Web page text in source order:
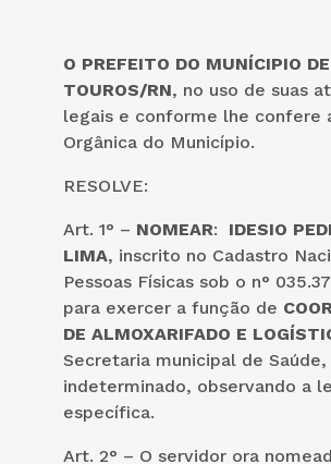
O PREFEITO DO MUNÍCIPIO DE
TOUROS/RN, no uso de suas
legais e conforme lhe confere
Orgânica do Município.
RESOLVE:
Art. 1° – NOMEAR: IDESIO
LIMA, inscrito no Cadastro
Pessoas Físicas sob o n°
para exercer a função de
DE ALMOXARIFADO E
Secretaria municipal de
indeterminado, observando a
específica.
Art. 2° – O servidor ora